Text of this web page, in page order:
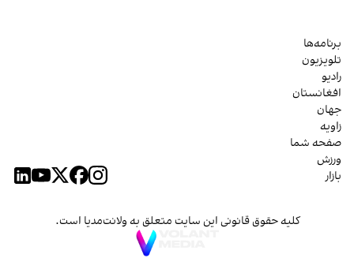
برنامه‌ها
تلویزیون
رادیو
افغانستان
جهان
زاویه
صفحه شما
ورزش
بازار
کلیه حقوق قانونی این سایت متعلق به ولانت‌مدیا است.